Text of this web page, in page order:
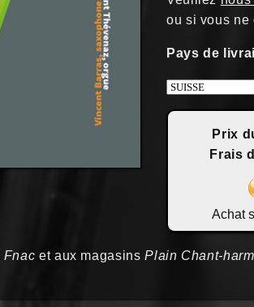
ou si vous ne
Pays de
Prix
Frais
Achat
Fnac et aux magasinsPlain Chant-